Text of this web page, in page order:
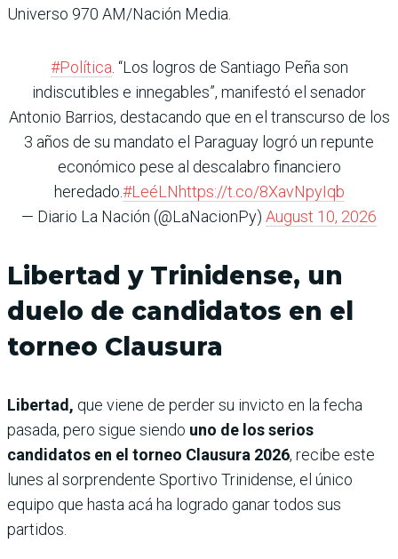
Universo 970 AM/Nación Media.
#Política. “Los logros de Santiago Peña son
indiscutibles e innegables”, manifestó el senador
Antonio Barrios, destacando que en el transcurso de los
3 años de su mandato el Paraguay logró un repunte
económico pese al descalabro financiero
heredado.#LeéLNhttps://t.co/8XavNpyIqb
— Diario La Nación (@LaNacionPy) August 10, 2026
Libertad y Trinidense, un
duelo de candidatos en el
torneo Clausura
Libertad, que viene de perder su invicto en la fecha
pasada, pero sigue siendo uno de los serios
candidatos en el torneo Clausura 2026, recibe este
lunes al sorprendente Sportivo Trinidense, el único
equipo que hasta acá ha logrado ganar todos sus
partidos.